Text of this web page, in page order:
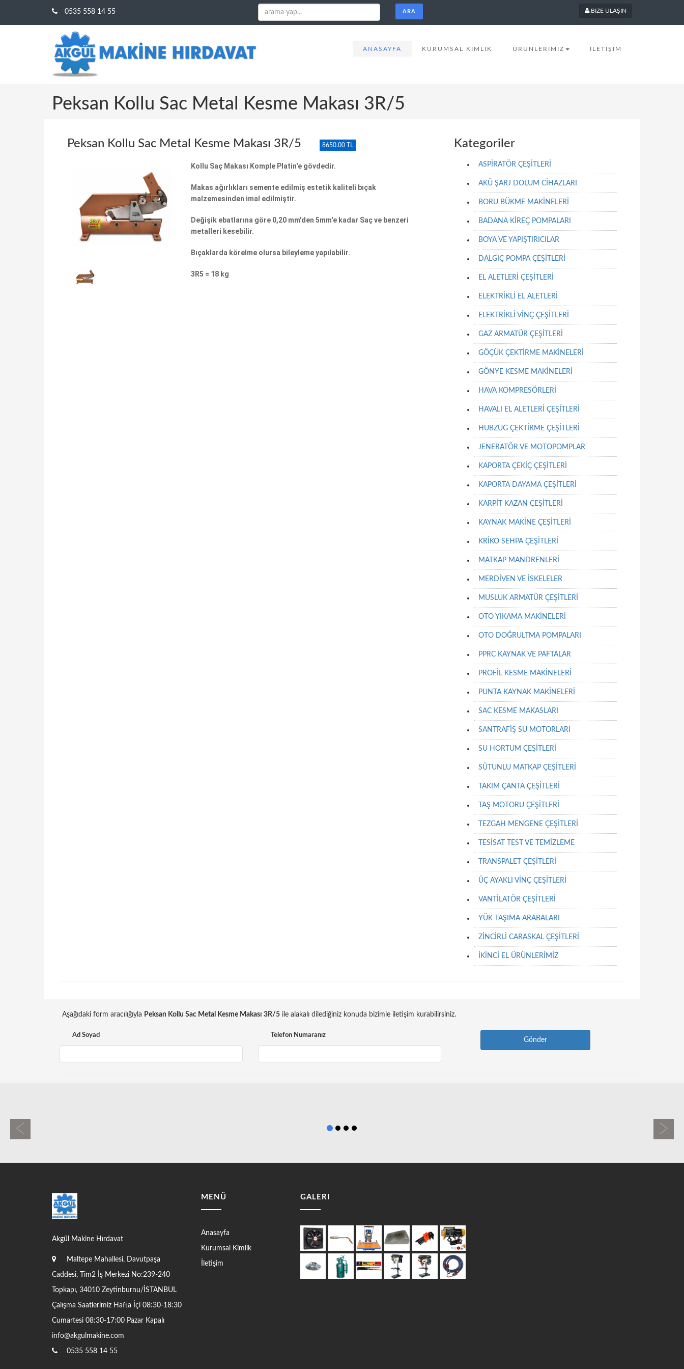
0535 558 14 55 BIZE ULAŞIN
ANASAYFA KURUMSAL KIMLIK ÜRÜNLERIMIZ İLETIŞIM
Peksan Kollu Sac Metal Kesme Makası 3R/5
Peksan Kollu Sac Metal Kesme Makası 3R/5 8650.00 TL
Kollu Saç Makası Komple Platin'e gövdedir.
Makas ağırlıkları semente edilmiş estetik kaliteli bıçak
malzemesinden imal edilmiştir.
Değişik ebatlarına göre 0,20 mm'den 5mm'e kadar Saç ve benzeri
metalleri kesebilir.
Bıçaklarda körelme olursa bileyleme yapılabilir.
3R5 = 18 kg
Kategoriler
ASPİRATÖR ÇEŞİTLERİ
AKÜ ŞARJ DOLUM CİHAZLARI
BORU BÜKME MAKİNELERİ
BADANA KİREÇ POMPALARI
BOYA VE YAPIŞTIRICILAR
DALGIÇ POMPA ÇEŞİTLERİ
EL ALETLERİ ÇEŞİTLERİ
ELEKTRİKLİ EL ALETLERİ
ELEKTRİKLİ VİNÇ ÇEŞİTLERİ
GAZ ARMATÜR ÇEŞİTLERİ
GÖÇÜK ÇEKTİRME MAKİNELERİ
GÖNYE KESME MAKİNELERİ
HAVA KOMPRESÖRLERİ
HAVALI EL ALETLERİ ÇEŞİTLERİ
HUBZUG ÇEKTİRME ÇEŞİTLERİ
JENERATÖR VE MOTOPOMPLAR
KAPORTA ÇEKİÇ ÇEŞİTLERİ
KAPORTA DAYAMA ÇEŞİTLERİ
KARPİT KAZAN ÇEŞİTLERİ
KAYNAK MAKİNE ÇEŞİTLERİ
KRİKO SEHPA ÇEŞİTLERİ
MATKAP MANDRENLERİ
MERDİVEN VE İSKELELER
MUSLUK ARMATÜR ÇEŞİTLERİ
OTO YIKAMA MAKİNELERİ
OTO DOĞRULTMA POMPALARI
PPRC KAYNAK VE PAFTALAR
PROFİL KESME MAKİNELERİ
PUNTA KAYNAK MAKİNELERİ
SAC KESME MAKASLARI
SANTRAFİŞ SU MOTORLARI
SU HORTUM ÇEŞİTLERİ
SÜTUNLU MATKAP ÇEŞİTLERİ
TAKIM ÇANTA ÇEŞİTLERİ
TAŞ MOTORU ÇEŞİTLERİ
TEZGAH MENGENE ÇEŞİTLERİ
TESİSAT TEST VE TEMİZLEME
TRANSPALET ÇEŞİTLERİ
ÜÇ AYAKLI VİNÇ ÇEŞİTLERİ
VANTİLATÖR ÇEŞİTLERİ
YÜK TAŞIMA ARABALARI
ZİNCİRLİ CARASKAL ÇEŞİTLERİ
İKİNCİ EL ÜRÜNLERİMİZ
Aşağıdaki form aracılığıyla Peksan Kollu Sac Metal Kesme Makası 3R/5 ile alakalı dilediğiniz konuda bizimle iletişim kurabilirsiniz.
Ad Soyad Telefon Numaranız
Akgül Makine Hırdavat
Maltepe Mahallesi, Davutpaşa
Caddesi, Tim2 İş Merkezi No:239-240
Topkapı, 34010 Zeytinburnu/İSTANBUL
Çalışma Saatlerimiz Hafta İçi 08:30-18:30
Cumartesi 08:30-17:00 Pazar Kapalı
info@akgulmakine.com
0535 558 14 55
MENÜ
Anasayfa
Kurumsal Kimlik
İletişim
GALERI